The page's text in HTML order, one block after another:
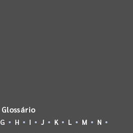
Glossário
G H I J K L M
N